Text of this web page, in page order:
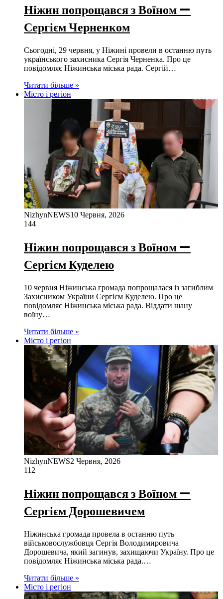
Ніжин попрощався з Воїном —
Сергієм Черненком
Сьогодні, 29 червня, у Ніжині провели в останню путь
українського захисника Сергія Черненка. Про це
повідомляє Ніжинська міська рада. Сергій…
Читати більше »
Місто і регіон
NizhynNEWS10 Червня, 2026
144
Ніжин попрощався з Воїном —
Сергієм Куделею
10 червня Ніжинська громада попрощалася із загиблим
Захисником України Сергієм Куделею. Про це
повідомляє Ніжинська міська рада. Віддати шану
воїну…
Читати більше »
Місто і регіон
NizhynNEWS2 Червня, 2026
112
Ніжин попрощався з Воїном —
Сергієм Дорошевичем
Ніжинська громада провела в останню путь
військовослужбовця Сергія Володимировича
Дорошевича, який загинув, захищаючи Україну. Про це
повідомляє Ніжинська міська рада.…
Читати більше »
Місто і регіон